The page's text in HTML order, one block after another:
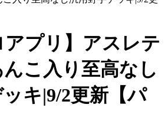
アプリ】アスレテ
こ入り至高なし
キ|9/2更新【パ